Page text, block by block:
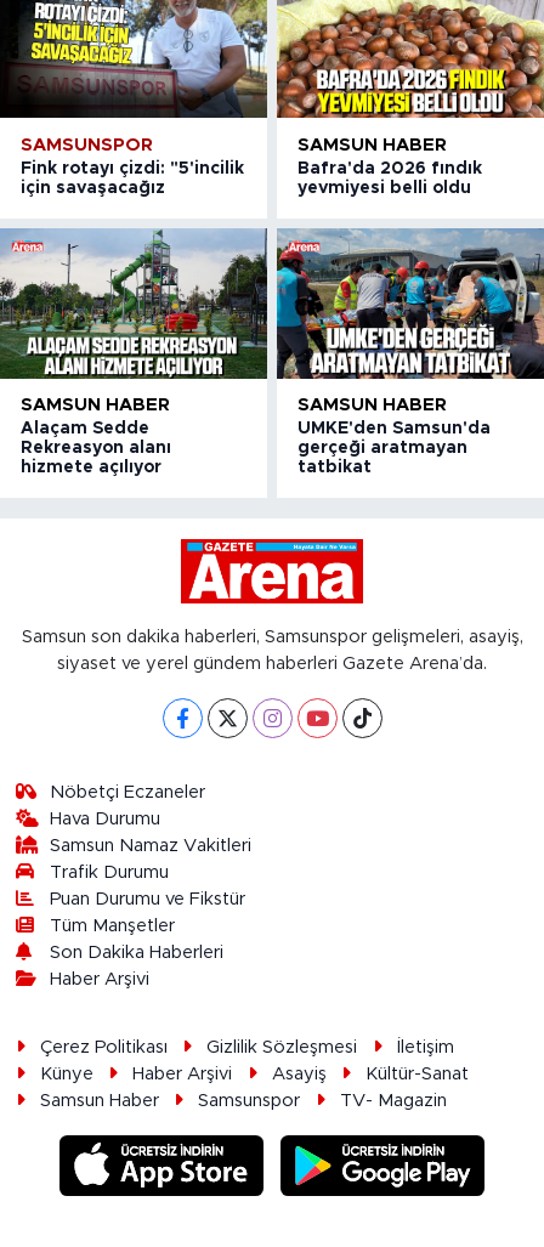
SAMSUNSPOR
Fink rotayı çizdi: "5'incilik
için savaşacağız
SAMSUN HABER
Bafra'da 2026 fındık
yevmiyesi belli oldu
SAMSUN HABER
Alaçam Sedde
Rekreasyon alanı
hizmete açılıyor
SAMSUN HABER
UMKE'den Samsun'da
gerçeği aratmayan
tatbikat
Samsun son dakika haberleri, Samsunspor gelişmeleri, asayiş,
siyaset ve yerel gündem haberleri Gazete Arena’da.
Nöbetçi Eczaneler
Hava Durumu
Samsun Namaz Vakitleri
Trafik Durumu
Puan Durumu ve Fikstür
Tüm Manşetler
Son Dakika Haberleri
Haber Arşivi
Çerez Politikası Gizlilik Sözleşmesi
İletişim
Künye
Haber Arşivi Asayiş
Kültür-Sanat
Samsun Haber
Samsunspor TV- Magazin